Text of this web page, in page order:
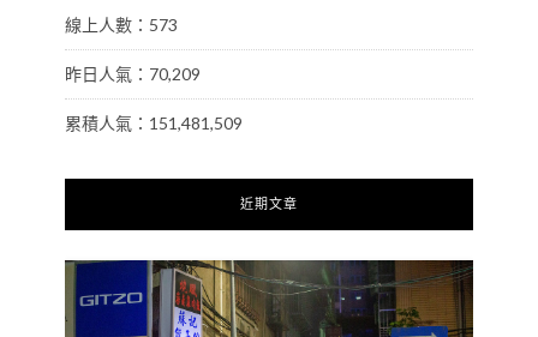
線上人數：573
昨日人氣：70,209
累積人氣：151,481,509
近期文章